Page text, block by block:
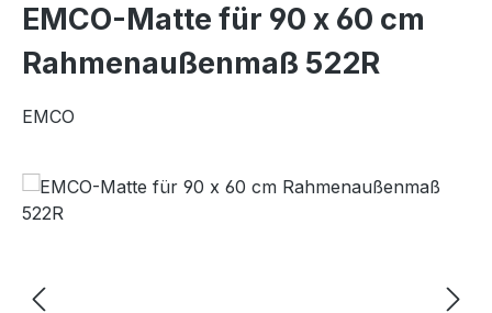
EMCO-Matte für 90 x 60 cm
Rahmenaußenmaß 522R
EMCO
Bildergalerie überspringen